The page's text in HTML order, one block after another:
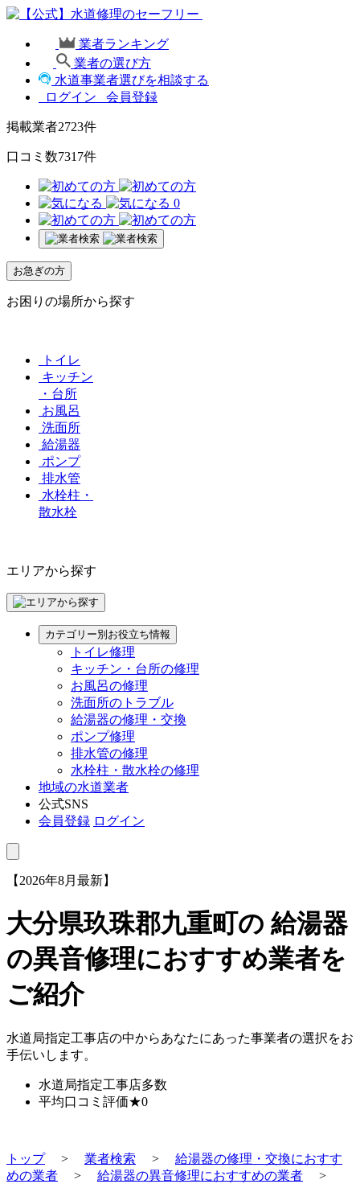
業者ランキング
業者の選び方
水道事業者選びを相談する
ログイン
会員登録
掲載業者2723件
口コミ数7317件
0
お急ぎの方
お困りの場所から探す
トイレ
キッチン
・台所
お風呂
洗面所
給湯器
ポンプ
排水管
水栓柱・
散水栓
エリアから探す
カテゴリー別お役立ち情報
トイレ修理
キッチン・台所の修理
お風呂の修理
洗面所のトラブル
給湯器の修理・交換
ポンプ修理
排水管の修理
水栓柱・散水栓の修理
地域の水道業者
公式SNS
会員登録 ログイン
【2026年8月最新】
大分県玖珠郡九重町の 給湯器
の異音修理におすすめ業者を
ご紹介
水道局指定工事店の中からあなたにあった事業者の選択をお
手伝いします。
水道局指定工事店多数
平均口コミ評価★0
トップ> 業者検索 > 給湯器の修理・交換におすす
めの業者 > 給湯器の異音修理におすすめの業者 >